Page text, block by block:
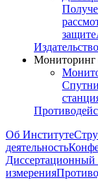
защите
Мониторинг
Об Институте
деятельность
Диссертационный
измерения